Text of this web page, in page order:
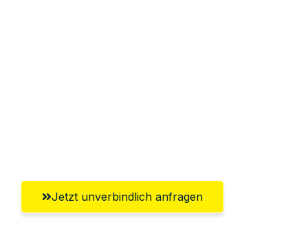
Jetzt unverbindlich anfragen